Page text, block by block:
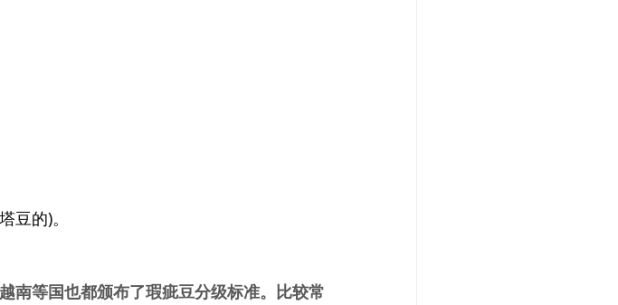
豆的)。
南等国也都颁布了瑕疵豆分级标准。比较常